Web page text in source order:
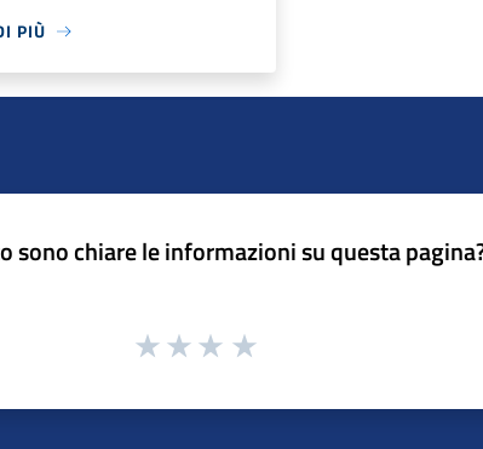
PIÙ
sono chiare le informazioni su questa